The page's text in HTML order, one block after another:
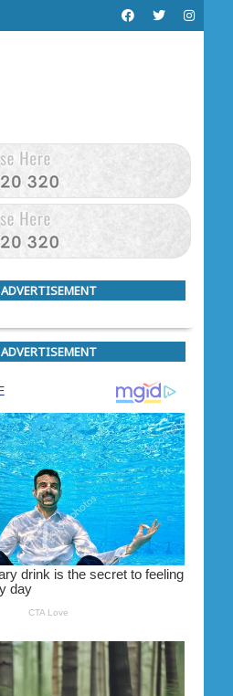
ADVERTISEMENT
ADVERTISEMENT